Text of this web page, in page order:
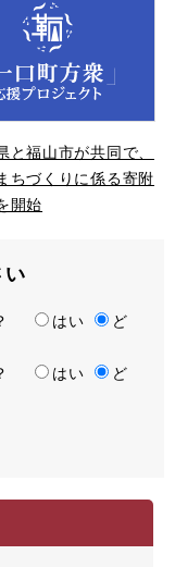
と福山市が共同で、
ちづくりに係る寄附
開始
い
はい
ど
はい
ど